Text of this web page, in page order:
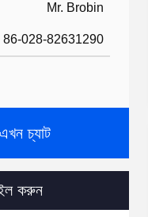
Mr. Brobin
86-028-82631290
এখন চ্যাট
করুন